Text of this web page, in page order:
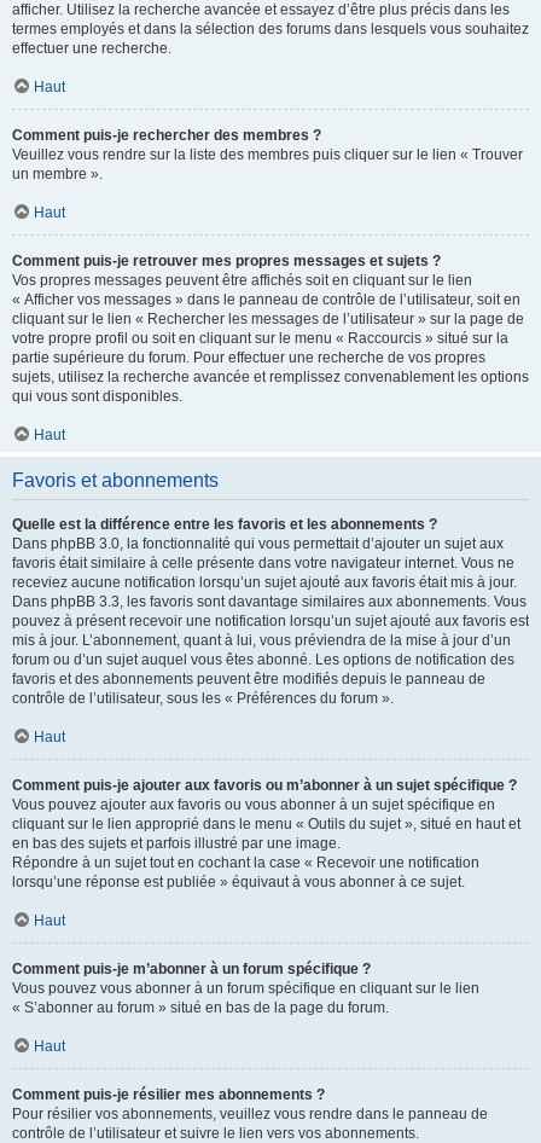
afficher. Utilisez la recherche avancée et essayez d’être plus précis dans les
termes employés et dans la sélection des forums dans lesquels vous souhaitez
effectuer une recherche.
Haut
Comment puis-je rechercher des membres ?
Veuillez vous rendre sur la liste des membres puis cliquer sur le lien « Trouver
un membre ».
Haut
Comment puis-je retrouver mes propres messages et sujets ?
Vos propres messages peuvent être affichés soit en cliquant sur le lien
« Afficher vos messages » dans le panneau de contrôle de l’utilisateur, soit en
cliquant sur le lien « Rechercher les messages de l’utilisateur » sur la page de
votre propre profil ou soit en cliquant sur le menu « Raccourcis » situé sur la
partie supérieure du forum. Pour effectuer une recherche de vos propres
sujets, utilisez la recherche avancée et remplissez convenablement les options
qui vous sont disponibles.
Haut
Favoris et abonnements
Quelle est la différence entre les favoris et les abonnements ?
Dans phpBB 3.0, la fonctionnalité qui vous permettait d’ajouter un sujet aux
favoris était similaire à celle présente dans votre navigateur internet. Vous ne
receviez aucune notification lorsqu’un sujet ajouté aux favoris était mis à jour.
Dans phpBB 3.3, les favoris sont davantage similaires aux abonnements. Vous
pouvez à présent recevoir une notification lorsqu’un sujet ajouté aux favoris est
mis à jour. L’abonnement, quant à lui, vous préviendra de la mise à jour d’un
forum ou d’un sujet auquel vous êtes abonné. Les options de notification des
favoris et des abonnements peuvent être modifiés depuis le panneau de
contrôle de l’utilisateur, sous les « Préférences du forum ».
Haut
Comment puis-je ajouter aux favoris ou m’abonner à un sujet spécifique ?
Vous pouvez ajouter aux favoris ou vous abonner à un sujet spécifique en
cliquant sur le lien approprié dans le menu « Outils du sujet », situé en haut et
en bas des sujets et parfois illustré par une image.
Répondre à un sujet tout en cochant la case « Recevoir une notification
lorsqu’une réponse est publiée » équivaut à vous abonner à ce sujet.
Haut
Comment puis-je m’abonner à un forum spécifique ?
Vous pouvez vous abonner à un forum spécifique en cliquant sur le lien
« S’abonner au forum » situé en bas de la page du forum.
Haut
Comment puis-je résilier mes abonnements ?
Pour résilier vos abonnements, veuillez vous rendre dans le panneau de
contrôle de l’utilisateur et suivre le lien vers vos abonnements.